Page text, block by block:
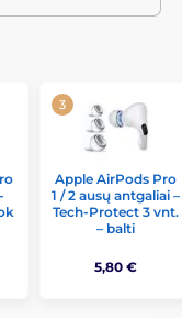
Apple AirPods Pro
1 / 2 ausų antgaliai –
Tech-Protect 3 vnt.
– balti
5,80 €